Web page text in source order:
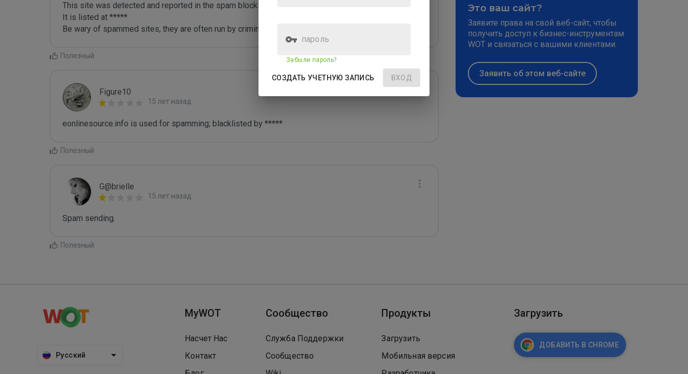
This site was detected and reported in the spam blocklist maintained by Joe Wein.
It is listed at *****
Be wary of spammed sites, they are often run by criminals who are out to defraud you.
Полезный
Figure10
15 лет назад
eonlinesource.info is used for spamming; blacklisted by *****
Полезный
G@brielle
15 лет назад
Spam sending.
Полезный
Это ваш сайт?
Заявите права на свой веб-сайт, чтобы
получить доступ к бизнес-инструментам
WOT и связаться с вашими клиентами.
Заявить об этом веб-сайте
Русский
MyWOT
Насчет Нас
Контакт
Сообщество
Служба Поддержки
Сообщество
Продукты
Загрузить
Мобильная версия
Загрузить
ДОБАВИТЬ В CHROME
пароль
Забыли пароль?
СОЗДАТЬ УЧЕТНУЮ ЗАПИСЬ ВХОД